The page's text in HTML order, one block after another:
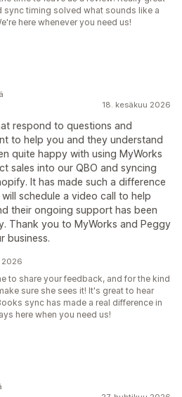
sync timing solved what sounds like a
here whenever you need us!
18. kesäkuu 2026
respond to questions and
to help you and they understand
quite happy with using MyWorks
sales into our QBO and syncing
It has made such a difference
schedule a video call to help
their ongoing support has been
Thank you to MyWorks and Peggy
business.
2026
to share your feedback, and for the kind
sure she sees it! It's great to hear
sync has made a real difference in
here when you need us!